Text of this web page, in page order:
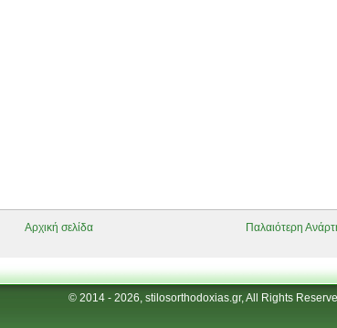
Παλαιότερη
Αρχική σελίδα
© 2014 - 2026, stilosorthodoxias.gr, All Rights